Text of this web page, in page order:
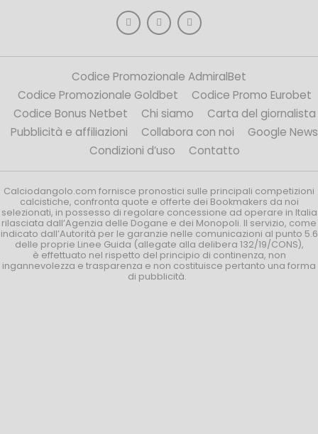
Codice Promozionale AdmiralBet
Codice Promozionale Goldbet
Codice Promo Eurobet
Codice Bonus Netbet
Chi siamo
Carta del giornalista
Pubblicità e affiliazioni
Collabora con noi
Google News
Condizioni d’uso
Contatto
Calciodangolo.com fornisce pronostici sulle principali competizioni
calcistiche, confronta quote e offerte dei Bookmakers da noi
selezionati, in possesso di regolare concessione ad operare in Italia
rilasciata dall’Agenzia delle Dogane e dei Monopoli. Il servizio, come
indicato dall’Autorità per le garanzie nelle comunicazioni al punto 5.6
delle proprie Linee Guida (allegate alla delibera 132/19/CONS),
è effettuato nel rispetto del principio di continenza, non
ingannevolezza e trasparenza e non costituisce pertanto una forma
di pubblicità.